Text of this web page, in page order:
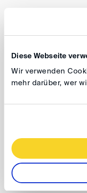
Diese Webseite
Wir verwenden
mehr darüber, wer